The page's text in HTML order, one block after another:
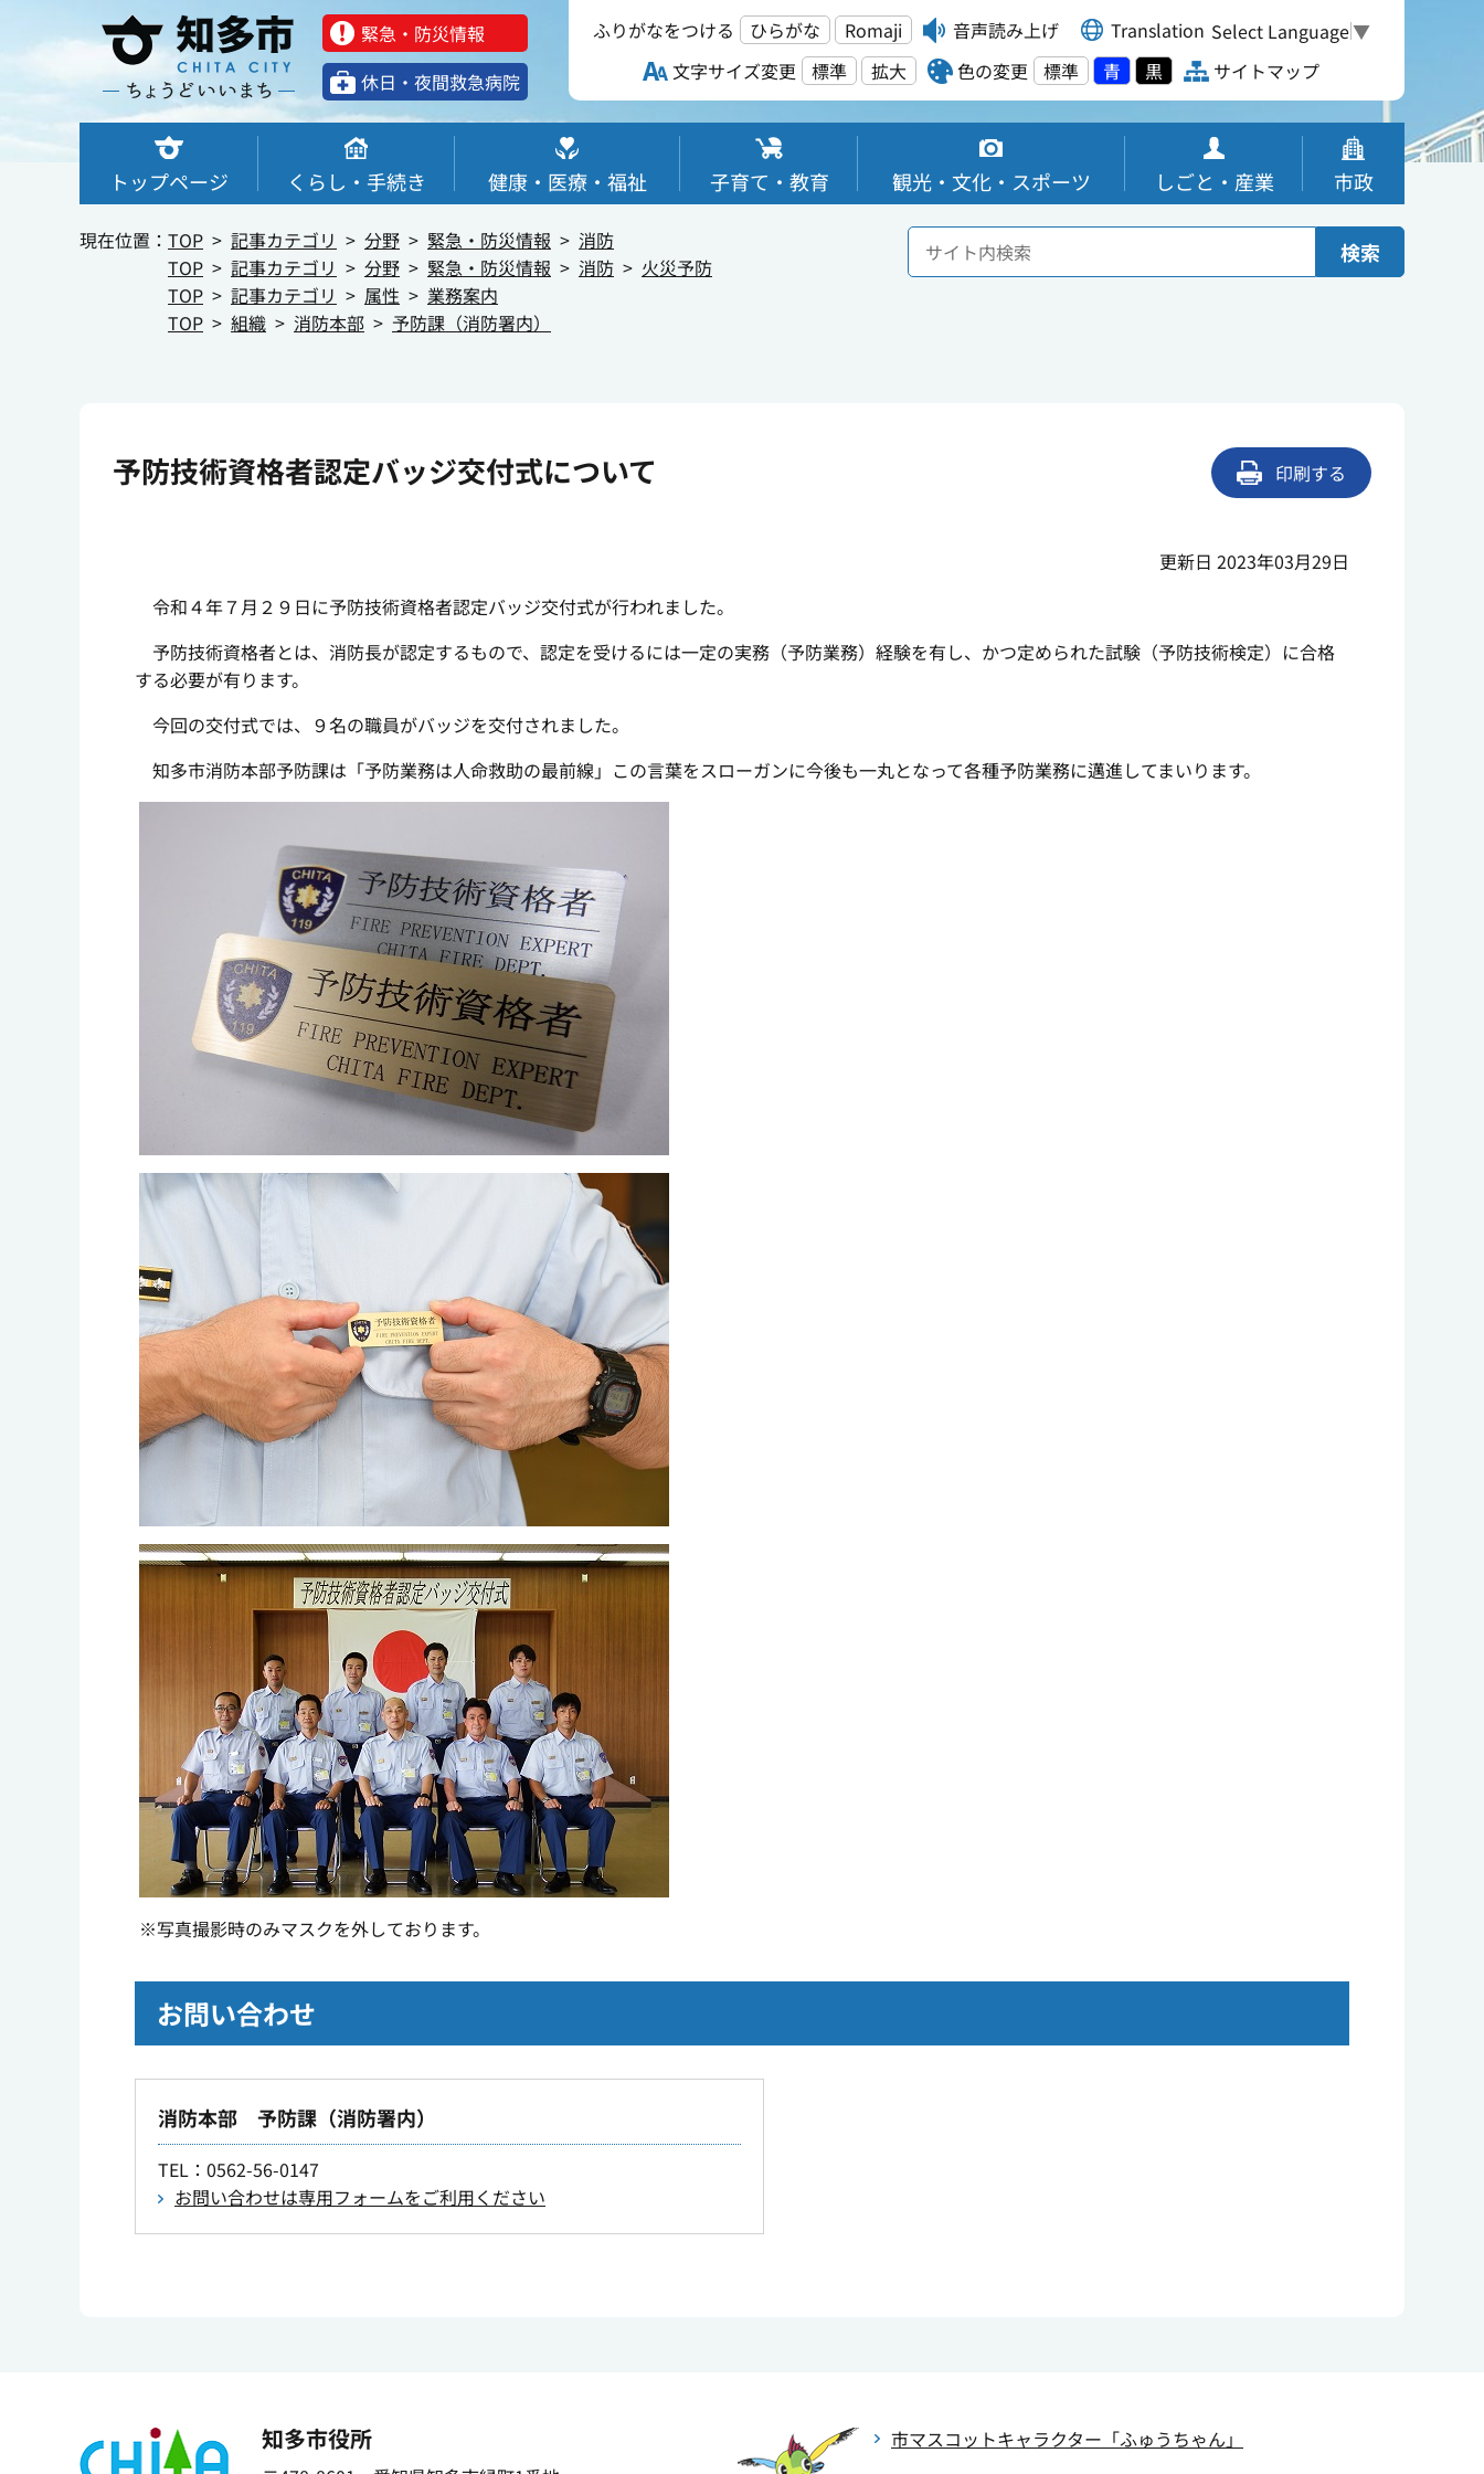
緊急・防災情報
休⽇・夜間救急病院
ふりがなをつける ひらがな Romaji 音声読み上げ Translation Select Language▼
文字サイズ変更
標準 拡大 色の変更 標準 青 黒 サイトマップ
トップページ くらし・手続き 健康・医療・福祉 子育て・教育 観光・文化・スポーツ しごと・産業 市政
現在位置： TOP 記事カテゴリ 分野 緊急・防災情報
消防
TOP
記事カテゴリ 分野 緊急・防災情報 消防
火災予防
TOP
記事カテゴリ 属性
業務案内
TOP
組織 消防本部 予防課（消防署内）
検索
予防技術資格者認定バッジ交付式について 印刷する
更新日 2023年03月29日
令和４年７月２９日に予防技術資格者認定バッジ交付式が行われました。
予防技術資格者とは、消防長が認定するもので、認定を受けるには一定の実務（予防業務）経験を有し、かつ定められた試験（予防技術検定）に合格
する必要が有ります。
今回の交付式では、９名の職員がバッジを交付されました。
知多市消防本部予防課は「予防業務は人命救助の最前線」この言葉をスローガンに今後も一丸となって各種予防業務に邁進してまいります。
※写真撮影時のみマスクを外しております。
お問い合わせ
消防本部 予防課（消防署内）
TEL ：0562-56-0147
お問い合わせは専用フォームをご利用ください
知多市役所 市マスコットキャラクター 「ふゅうちゃん」